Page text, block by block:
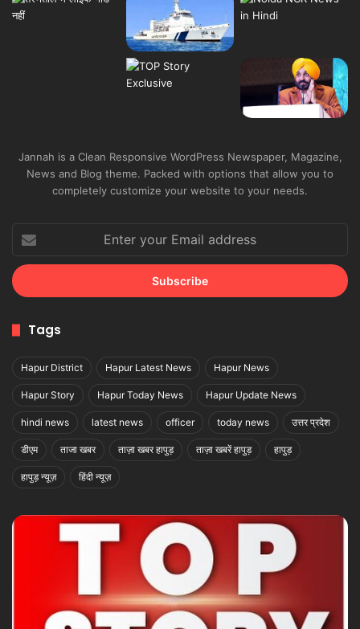
Jannah is a Clean Responsive WordPress Newspaper, Magazine,
News and Blog theme. Packed with options that allow you to
completely customize your website to your needs.
your
Email
address
Tags
Hapur District Hapur Latest News Hapur News
Hapur Story Hapur Today News Hapur Update News
hindi news latest news officer today news उत्तर प्रदेश
डीएम ताजा खबर ताज़ा खबर हापुड़ ताज़ा खबरें हापुड़ हापुड़
हापुड़ न्यूज़ हिंदी न्यूज़